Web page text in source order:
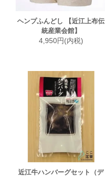
ヘンプふんどし 【近江上布伝
統産業会館】
4,950円(内税)
近江牛ハンバーグセット（デ